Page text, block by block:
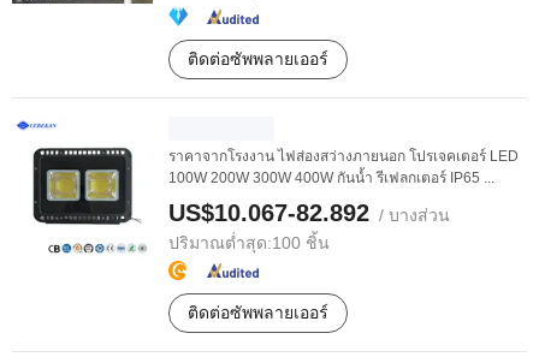
ติดต่อซัพพลายเออร์
ราคาจากโรงงาน ไฟส่องสว่างภายนอก โปรเจคเตอร์ LED
100W 200W 300W 400W กันน้ำ รีเฟลกเตอร์ IP65 ...
US$10.067-82.892 / บางส่วน
ปริมาณต่ำสุด:100 ชิ้น
ติดต่อซัพพลายเออร์